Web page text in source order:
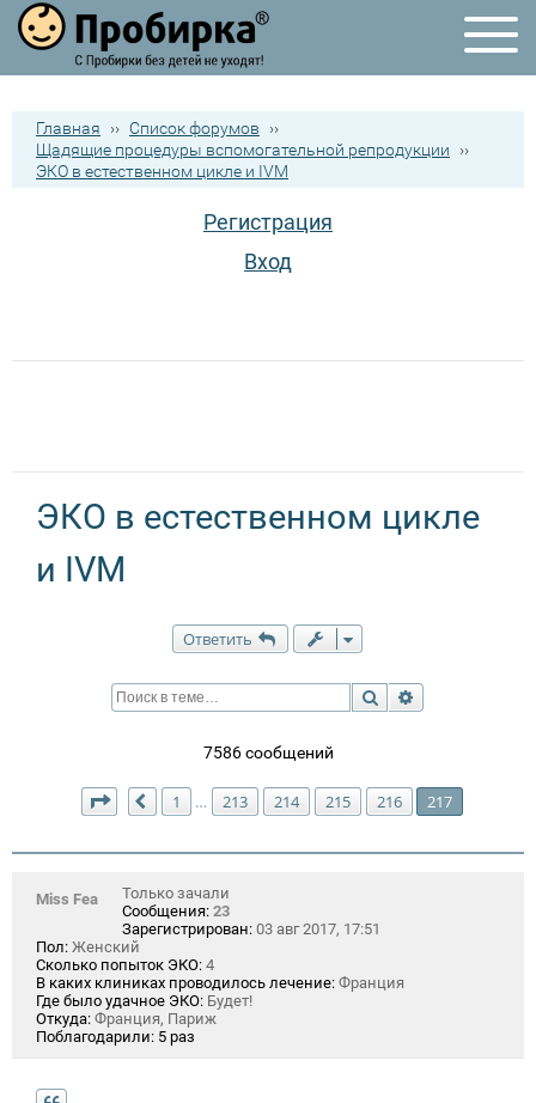
Главная ›› Список форумов
››
Щадящие процедуры вспомогательной репродукции
››
ЭКО в естественном цикле и IVM
Регистрация
Вход
ЭКО в естественном цикле
и IVM
Ответить
Поиск
7586 сообщений
Страница 217 из217
Пред.
1 … 213 214 215 216 217
Miss Fea
Только зачали
Сообщения: 23
Зарегистрирован: 03 авг 2017, 17:51
Пол: Женский
Сколько попыток ЭКО: 4
В каких клиниках проводилось лечение: Франция
Где было удачное ЭКО: Будет!
Откуда: Франция, Париж
Поблагодарили: 5 раз